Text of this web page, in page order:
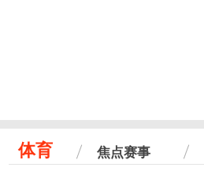
体育 焦点赛事